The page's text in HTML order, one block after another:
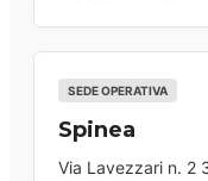
SEDE OPERATIVA
Spinea
Via Lavezzari n. 2